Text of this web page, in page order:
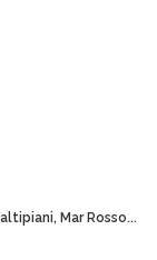
Mar Rosso...